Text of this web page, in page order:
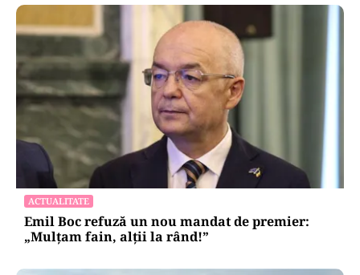
ACTUALITATE
Emil Boc refuză un nou mandat de premier:
„Mulțam fain, alții la rând!”